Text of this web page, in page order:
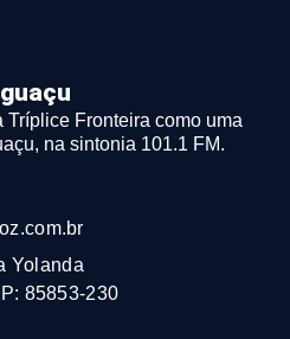
Fronteira como uma
na sintonia 101.1 FM.
Yolanda
85853-230